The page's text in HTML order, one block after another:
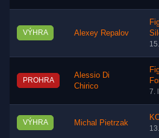
VÝHRA Alexey Repalov
PROHRA
Alessio Di
Chirico
7.
VÝHRA Michal Pietrzak